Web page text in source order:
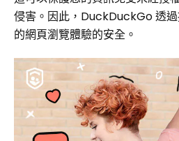
侵害。因此，DuckDuckGo 透
的網頁瀏覽體驗的安全。